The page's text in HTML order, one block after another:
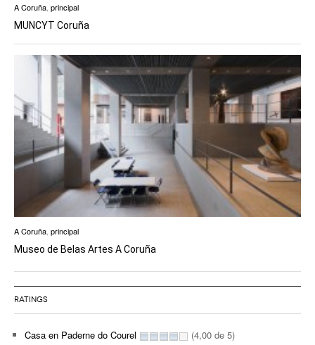
A Coruña principal
MUNCYT Coruña
A Coruña, principal
Museo de Belas Artes A Coruña
RATINGS
Casa en Paderne do Courel
(4,00 de 5)